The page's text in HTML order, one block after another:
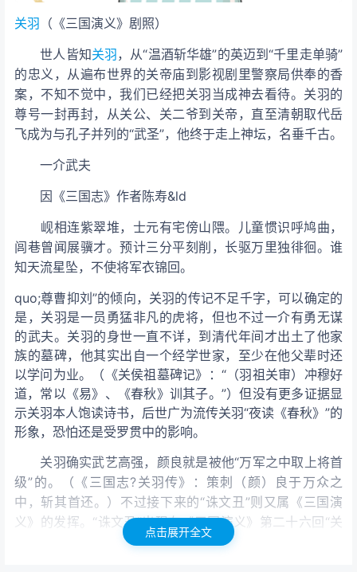
关羽 （《三国演义》剧照）
世人皆知关羽 ，从“温酒斩华雄”的英迈到“千里走单骑”
的忠义，从遍布世界的关帝庙到 影视剧里警察局供奉的香
案，不知不觉中，我们已经把关羽当成神去看待。关羽的
尊号一封再封，从关公、关二爷到关帝，直至清朝取代岳
飞成为与孔子并列的“武圣”，他终于走上神坛，名垂千古。
一介武夫
因《三国志》作者陈寿&ld
岘相连紫翠堆，士元有宅傍山隈。儿童惯识呼鸠曲，
闾巷曾闻展骥才。预计三分平刻削，长驱万里独徘徊。谁
知天流星坠，不使将军衣锦回。
quo;尊曹抑刘”的倾向，关羽的传记不足千字，可以确定的
是，关羽是一员勇猛非凡的虎将，但也不过一介有勇无谋
的武夫。关羽的身世一直不详，到清代年间才出土了他家
族的墓碑，他其实出自一个经学世家，至少在他父辈时还
以学问为业。（《关侯祖墓碑记》：“（羽祖关审）冲穆好
道，常以《易》、《春秋》训其子。”）但没有更多证据显
示关羽本人饱读诗书，后世广为流传关羽“夜读《春秋》”的
形象，恐怕还是受罗贯中的影响。
关羽确实武艺高强，颜良就是被他“万军之中取上将首
级”的。（《三国志?关羽传》：策刺（颜）良于万众之
中，斩其首还。）不过接下来的“诛文丑”则又属《三国演
义》的发挥。“诛文丑”出现在《三国演义》第二十六回“关
云长挂印封金”，为制造气氛铺垫关羽出场，作者先交代了
点击展开全文